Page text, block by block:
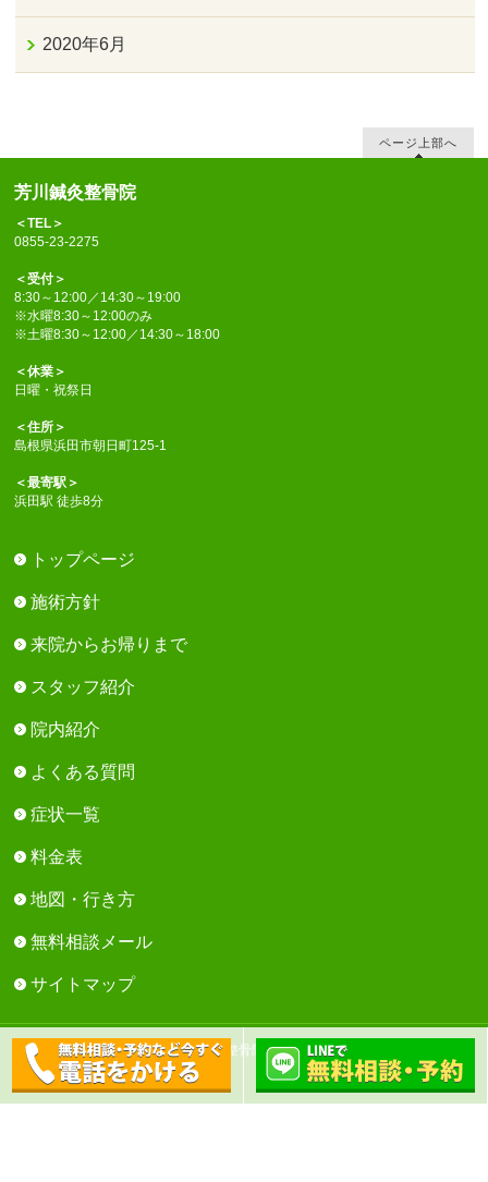
2020年6月
ページ上部へ
芳川鍼灸整骨院
＜TEL＞
0855-23-2275
＜受付＞
8:30～12:00／14:30～19:00
※水曜8:30～12:00のみ
※土曜8:30～12:00／14:30～18:00
＜休業＞
日曜・祝祭日
＜住所＞
島根県浜田市朝日町125-1
＜最寄駅＞
浜田駅 徒歩8分
トップページ
施術方針
来院からお帰りまで
スタッフ紹介
院内紹介
よくある質問
症状一覧
料金表
地図・行き方
無料相談メール
サイトマップ
Copyright © 芳川鍼灸整骨院 All Rights Reserved.